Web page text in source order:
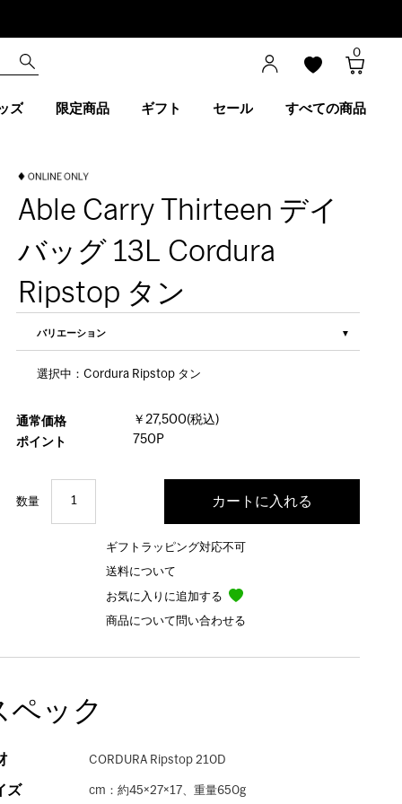
0
ズ 限定商品 ギフト セール すべての商品
Able Carry Thirteen デイ
バッグ 13L Cordura
Ripstop タン
バリエーション
選択中：Cordura Ripstop タン
通常価格
￥27,500(税込)
ポイント
750P
数量
ギフトラッピング対応不可
送料について
お気に入りに追加する
商品について問い合わせる
ペック
CORDURA Ripstop 210D
ズ cm：約45×27×17、重量650g